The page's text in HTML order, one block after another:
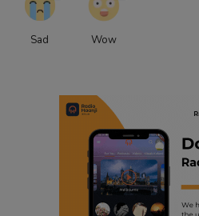
Sad Wow